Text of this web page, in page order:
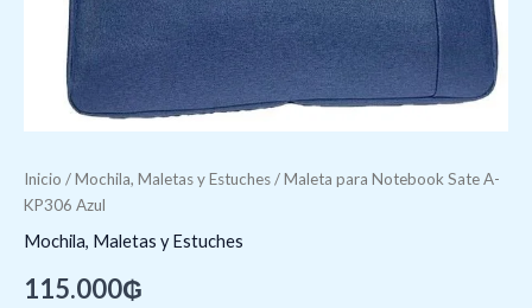
Inicio /Mochila, Maletas y Estuches/ Maleta para Notebook Sate A-
KP306 Azul
Mochila, Maletas y Estuches
115.000₲